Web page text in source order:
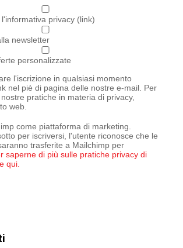
privacy (link)
newsletter
personalizzate
l'iscrizione in qualsiasi momento
nel piè di pagina delle nostre e-mail. Per
pratiche in materia di privacy,
web.
come piattaforma di marketing.
per iscriversi, l'utente riconosce che le
trasferite a Mailchimp per
saperne di più sulle pratiche privacy di
qui.